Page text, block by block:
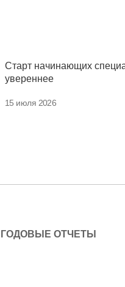
Старт начинающих
увереннее
15 июля 2026
ГОДОВЫЕ ОТЧЕТЫ